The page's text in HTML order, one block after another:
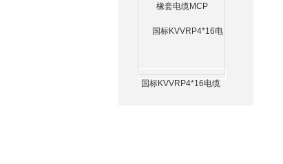
国标KVVRP4*16电缆